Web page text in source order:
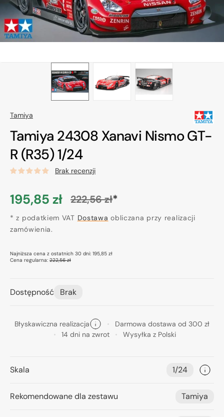
w
widoku
galerii
Tamiya
Tamiya 24308 Xanavi Nismo GT-
R (R35) 1/24
Brak recenzji
Cena
promocyjna
195,85 zł
Cena
regularna
222,56 zł*
* z podatkiem VAT Dostawa obliczana przy realizacji
zamówienia.
Najniższa cena z ostatnich 30 dni: 195,85 zł
Cena regularna: 222,56 zł
Dostępność Brak
Błyskawiczna realizacja
Darmowa dostawa od 300 zł
14 dni na zwrot
Wysyłka z Polski
Skala 1/24
Rekomendowane dla zestawu Tamiya